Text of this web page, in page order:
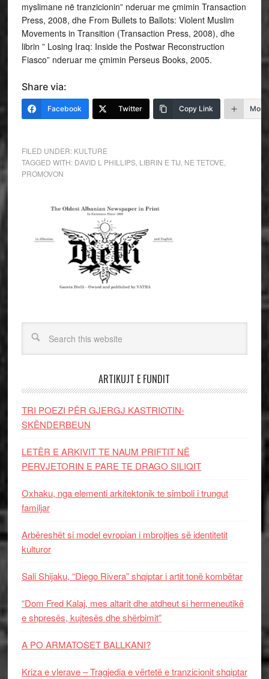
myslimane në tranzicionin” nderuar me çmimin Transaction
Press, 2008, dhe From Bullets to Ballots: Violent Muslim
Movements in Transition (Transaction Press, 2008), dhe
librin ” Losing Iraq: Inside the Postwar Reconstruction
Fiasco” nderuar me çmimin Perseus Books, 2005.
Share via:
Facebook Twitter Copy Link More
FILED UNDER: KULTURE
TAGGED WITH: DAVID L PHILLIPS, LIBRIN E TIJ NE TETOVE
PROMOVON
ARTIKUJT E FUNDIT
TRI POEZI PËR GJERGJ KASTRIOTIN-
SKËNDERBEUN
LETËR E ARKIVIT TE NAUM PRIFTIT NË
PERVJETORIN E PARE TE DRAGO SILIQIT
Oxhaku, nga elementi arkitektonik te simboli i trungut
familjar
Arbëreshët si model evropian i mbrojtjes së identitetit
kulturor
Sali Shijaku, “Diego Rivera” shqiptar i artit tonë kombëtar
“Dom Fred Kalaj, mes altarit dhe atdheut si hermeneutikë
e shpresës, kujtesës dhe shërbimit”
A PO ARMATOSET BALLKANI?
Kriza e vlerave – Tragjedia e vërtetë e tranzicionit shqiptar